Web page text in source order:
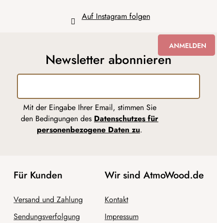
Auf Instagram folgen
Newsletter abonnieren
Mit der Eingabe Ihrer Email, stimmen Sie
den Bedingungen des Datenschutzes für
personenbezogene Daten zu.
ANMELDEN
Für Kunden
Versand und Zahlung
Sendungsverfolgung
Wir sind AtmoWood.de
Kontakt
Impressum